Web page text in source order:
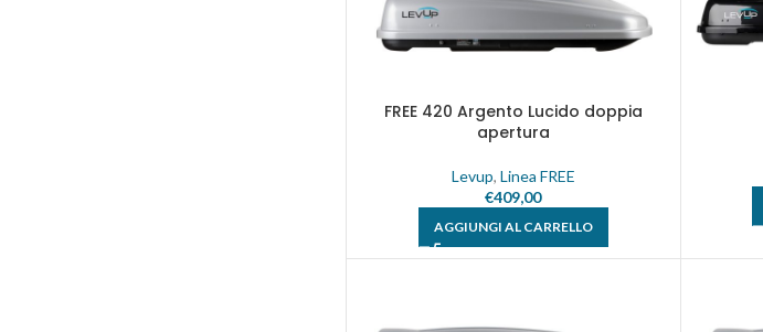
FREE 420 Argento Lucido doppia
apertura
Levup, Linea FREE
€409,00
AGGIUNGI AL CARRELLO